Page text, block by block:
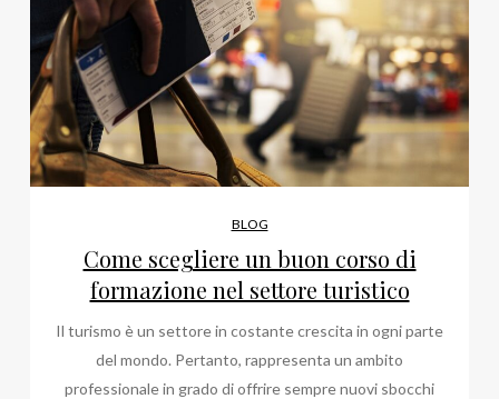
BLOG
Come scegliere un buon corso di
formazione nel settore turistico
Il turismo è un settore in costante crescita in ogni parte
del mondo. Pertanto, rappresenta un ambito
professionale in grado di offrire sempre nuovi sbocchi